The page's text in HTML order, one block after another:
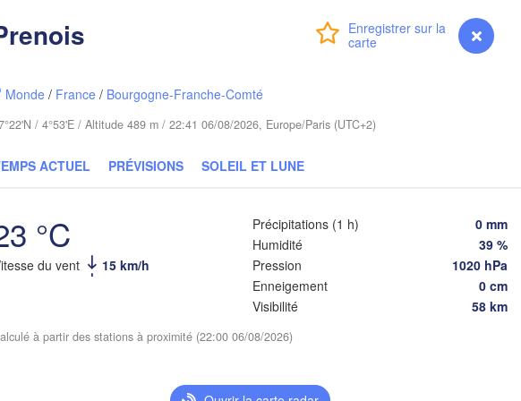
Premium myVentusky Prévisions
Monde / France / Bourgogne-Franche-Comté
/ 4°53'E / Altitude 489 m / 22:41 06/08/2026, Europe/Paris (UTC+2)
ACTUEL PRÉVISIONS SOLEIL ET LUNE
°C
du vent 15 km/h
Précipitations (1 h)
0 mm
Humidité
39 %
Pression
1020 hPa
Enneigement
0 cm
Visibilité
58 km
à partir des stations à proximité (22:00 06/08/2026)
Berlin
Praha Kraków
Łódź
Poznań
Olsztyn
Zielona Góra
Brno
POLOGNE
Wien
SLOVAQUIE
Львів
(Lviv)
Гродна
(Hrodna)